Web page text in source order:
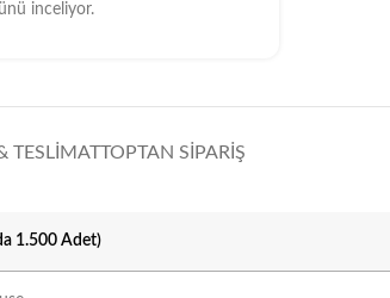
inceliyor.
TESLIMATTOPTAN SIPARIŞ
1.500 Adet)